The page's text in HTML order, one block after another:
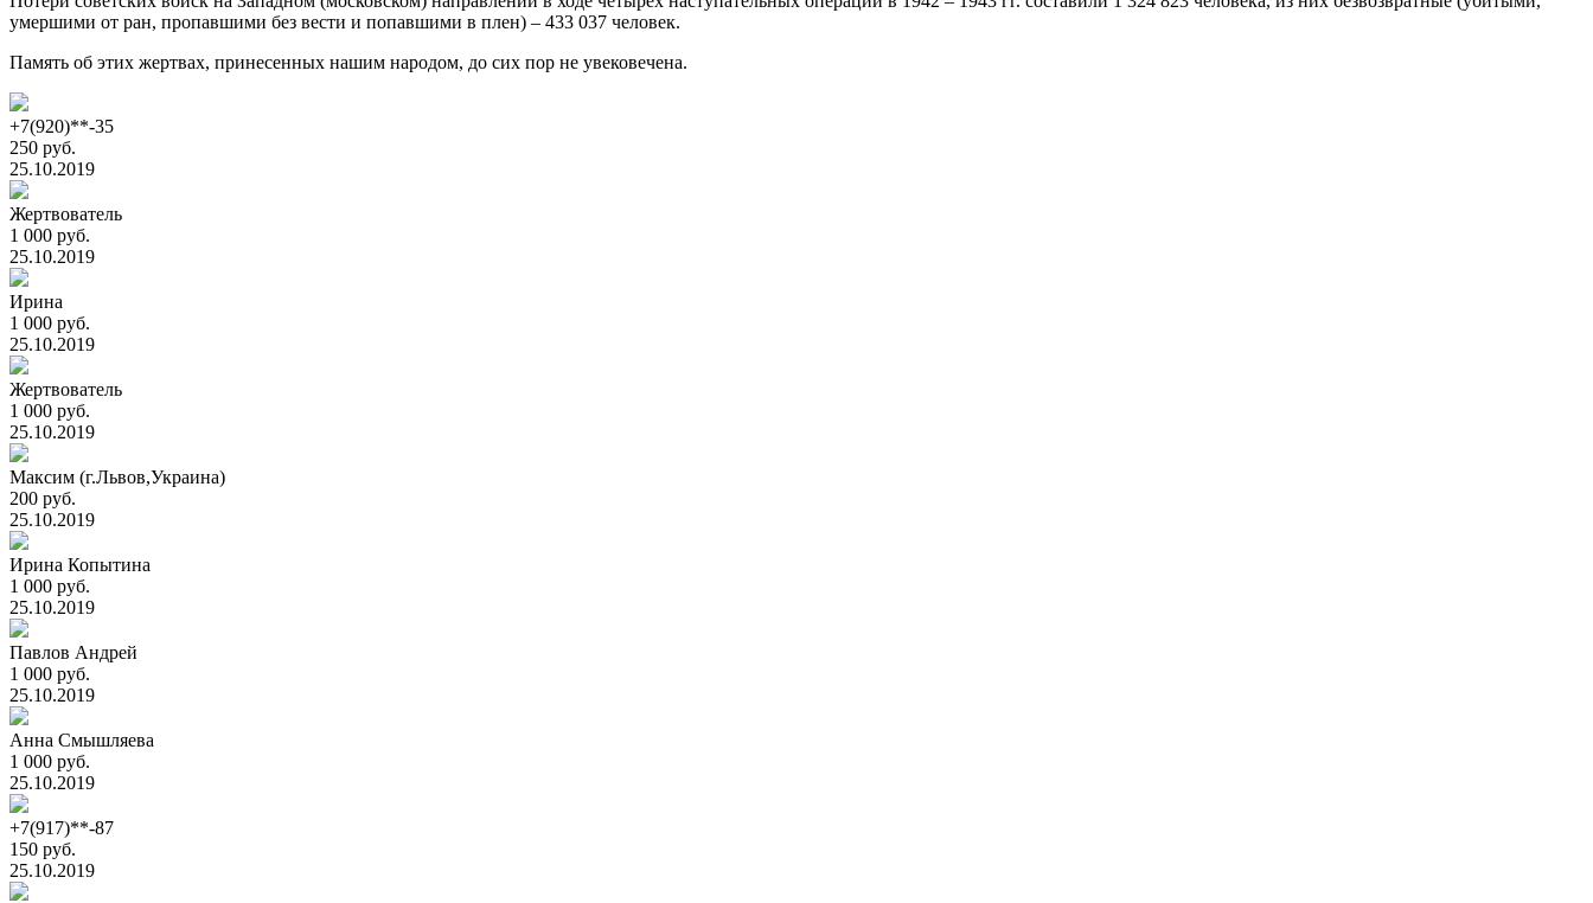
умершими от ран, пропавшими без вести и попавшими в плен) – 433 037 человек.
Память об этих жертвах, принесенных нашим народом, до сих пор не увековечена.
+7(920)**-35
250 руб.
25.10.2019
Жертвователь
1 000 руб.
25.10.2019
Ирина
1 000 руб.
25.10.2019
Жертвователь
1 000 руб.
25.10.2019
Максим (г.Львов,Украина)
200 руб.
25.10.2019
Ирина Копытина
1 000 руб.
25.10.2019
Павлов Андрей
1 000 руб.
25.10.2019
Анна Смышляева
1 000 руб.
25.10.2019
+7(917)**-87
150 руб.
25.10.2019